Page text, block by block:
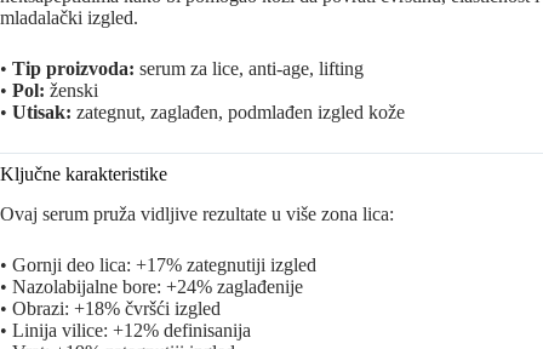
mladalački izgled.
• Tip proizvoda: serum za lice, anti-age, lifting
• Pol: ženski
• Utisak: zategnut, zaglađen, podmlađen izgled kože
Ključne karakteristike
Ovaj serum pruža vidljive rezultate u više zona lica:
• Gornji deo lica: +17% zategnutiji izgled
• Nazolabijalne bore: +24% zaglađenije
• Obrazi: +18% čvršći izgled
• Linija vilice: +12% definisanija